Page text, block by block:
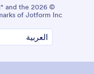
and the
of Jotform Inc.